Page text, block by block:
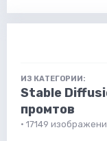
ИЗ КАТЕГОРИИ:
Stable
промтов
· 17149